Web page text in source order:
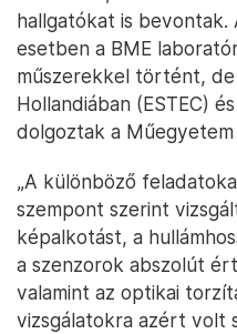
hallgatókat is bevontak.
esetben a BME
műszerekkel történt,
Hollandiában (ESTEC)
dolgoztak a
„A különböző
szempont szerint
képalkotást, a
a szenzorok abszolút
valamint az optikai
vizsgálatokra azért volt